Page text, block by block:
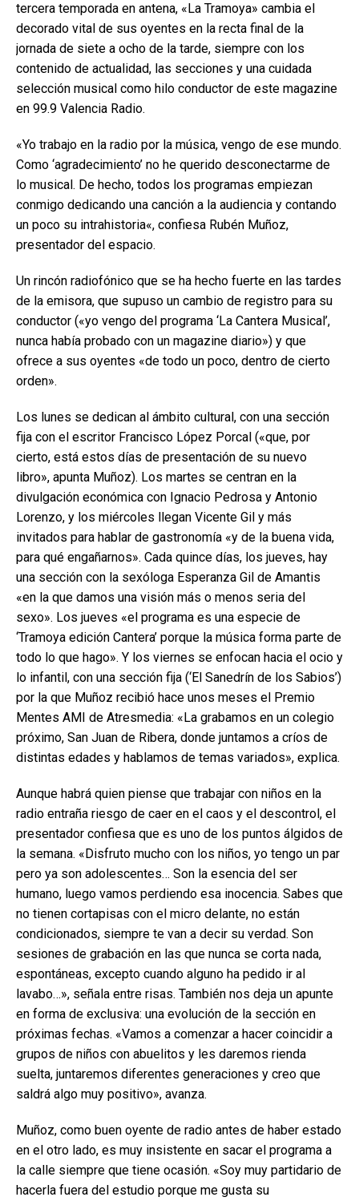
tercera temporada en antena, «La Tramoya» cambia el
decorado vital de sus oyentes en la recta final de la
jornada de siete a ocho de la tarde, siempre con los
contenido de actualidad, las secciones y una cuidada
selección musical como hilo conductor de este magazine
en 99.9 Valencia Radio.
«Yo trabajo en la radio por la música, vengo de ese mundo.
Como ‘agradecimiento’ no he querido desconectarme de
lo musical. De hecho, todos los programas empiezan
conmigo dedicando una canción a la audiencia y contando
un poco su intrahistoria«, confiesa Rubén Muñoz,
presentador del espacio.
Un rincón radiofónico que se ha hecho fuerte en las tardes
de la emisora, que supuso un cambio de registro para su
conductor («yo vengo del programa ‘La Cantera Musical’,
nunca había probado con un magazine diario») y que
ofrece a sus oyentes «de todo un poco, dentro de cierto
orden».
Los lunes se dedican al ámbito cultural, con una sección
fija con el escritor Francisco López Porcal («que, por
cierto, está estos días de presentación de su nuevo
libro», apunta Muñoz). Los martes se centran en la
divulgación económica con Ignacio Pedrosa y Antonio
Lorenzo, y los miércoles llegan Vicente Gil y más
invitados para hablar de gastronomía «y de la buena vida,
para qué engañarnos». Cada quince días, los jueves, hay
una sección con la sexóloga Esperanza Gil de Amantis
«en la que damos una visión más o menos seria del
sexo». Los jueves «el programa es una especie de
‘Tramoya edición Cantera’ porque la música forma parte de
todo lo que hago». Y los viernes se enfocan hacia el ocio y
lo infantil, con una sección fija (‘El Sanedrín de los Sabios’)
por la que Muñoz recibió hace unos meses el Premio
Mentes AMI de Atresmedia: «La grabamos en un colegio
próximo, San Juan de Ribera, donde juntamos a críos de
distintas edades y hablamos de temas variados», explica.
Aunque habrá quien piense que trabajar con niños en la
radio entraña riesgo de caer en el caos y el descontrol, el
presentador confiesa que es uno de los puntos álgidos de
la semana. «Disfruto mucho con los niños, yo tengo un par
pero ya son adolescentes… Son la esencia del ser
humano, luego vamos perdiendo esa inocencia. Sabes que
no tienen cortapisas con el micro delante, no están
condicionados, siempre te van a decir su verdad. Son
sesiones de grabación en las que nunca se corta nada,
espontáneas, excepto cuando alguno ha pedido ir al
lavabo…», señala entre risas. También nos deja un apunte
en forma de exclusiva: una evolución de la sección en
próximas fechas. «Vamos a comenzar a hacer coincidir a
grupos de niños con abuelitos y les daremos rienda
suelta, juntaremos diferentes generaciones y creo que
saldrá algo muy positivo», avanza.
Muñoz, como buen oyente de radio antes de haber estado
en el otro lado, es muy insistente en sacar el programa a
la calle siempre que tiene ocasión. «Soy muy partidario de
hacerla fuera del estudio porque me gusta su